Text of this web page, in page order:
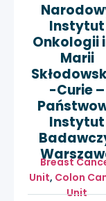
Instytut
Onkologii
Marii
-Curie –
Instytut
Breast
Unit, Colon
Unit